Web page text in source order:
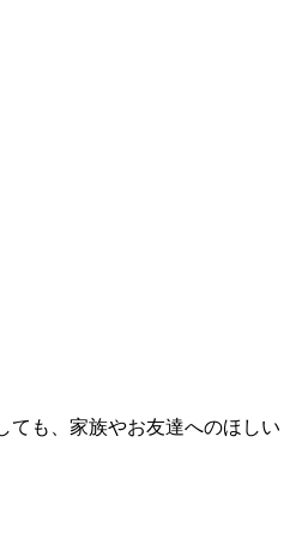
ても、家族やお友達へのほしい